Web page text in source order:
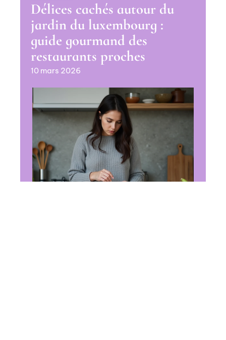
Délices cachés autour du
jardin du luxembourg :
guide gourmand des
restaurants proches
10 mars 2026